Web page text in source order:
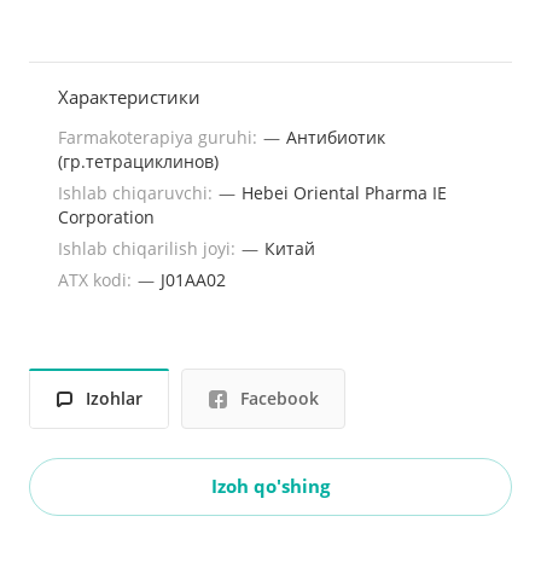
Характеристики
Farmakoterapiya guruhi: — Антибиотик
(гр.тетрациклинов)
Ishlab chiqaruvchi: — Hebei Oriental Pharma IE
Corporation
Ishlab chiqarilish joyi: — Китай
ATX kodi: — J01AA02
Izohlar Facebook
Izoh qo'shing